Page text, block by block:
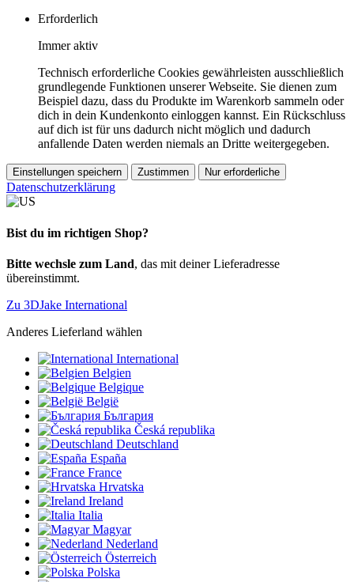
Erforderlich
Immer aktiv
Technisch erforderliche Cookies gewährleisten ausschließlich
grundlegende Funktionen unserer Webseite. Sie dienen zum
Beispiel dazu, dass du Produkte im Warenkorb sammeln oder
dich in dein Kundenkonto einloggen kannst. Ein Rückschluss
auf dich ist für uns dadurch nicht möglich und dadurch
anfallende Daten werden niemals an Dritte weitergegeben.
Einstellungen speichern Zustimmen Nur erforderliche
Datenschutzerklärung
Bist du im richtigen Shop?
Bitte wechsle zum Land, das mit deiner Lieferadresse
übereinstimmt.
Zu 3DJake International
Anderes Lieferland wählen
International
Belgien
Belgique
België
България
Česká republika
Deutschland
España
France
Hrvatska
Ireland
Italia
Magyar
Nederland
Österreich
Polska